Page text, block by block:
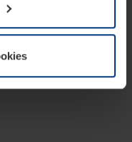
môžete
vysvetlení cookie